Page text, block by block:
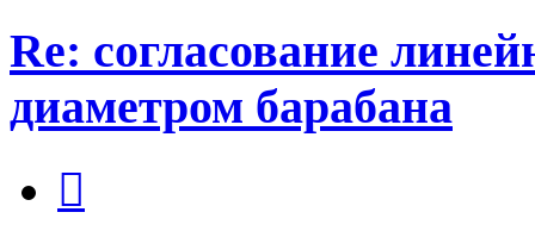
Re: согласование
диаметром барабана